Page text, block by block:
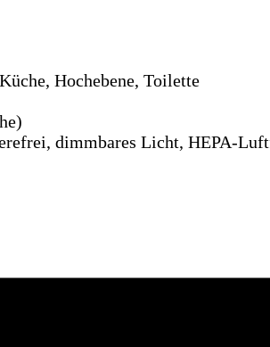
Hochebene, Toilette
dimmbares Licht, HEPA-